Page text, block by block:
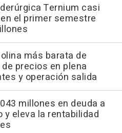
Ternium casi
el primer semestre
más barata de
precios en plena
y operación salida
millones en deuda a
y eleva la rentabilidad